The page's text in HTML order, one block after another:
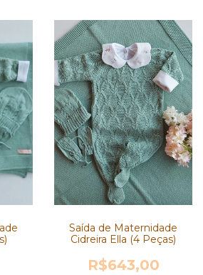
Saída de Maternidade
Cidreira Ella (4 Peças)
R$643,00